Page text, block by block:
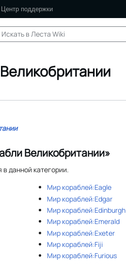
Центр поддержки
Великобритании»
данной категории.
Мир кораблей:Eagle
Мир кораблей:Edgar
Мир кораблей:Edinburgh
Мир кораблей:Emerald
Мир кораблей:Exeter
Мир кораблей:Fiji
Мир кораблей:Furious